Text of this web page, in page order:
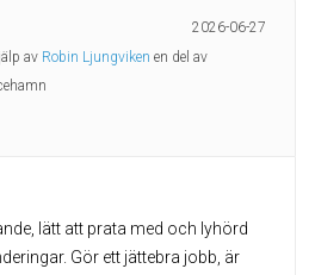
2026-06-27
av Robin Ljungviken en del av
lätt att prata med och lyhörd
Gör ett jättebra jobb, är